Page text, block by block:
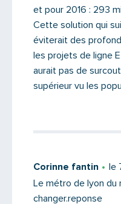
et pour 2016 : 293
Cette solution qui
éviterait des
les projets de ligne
aurait pas de
supérieur vu les
Corinne fantin le
Le métro de lyon
changer.reponse